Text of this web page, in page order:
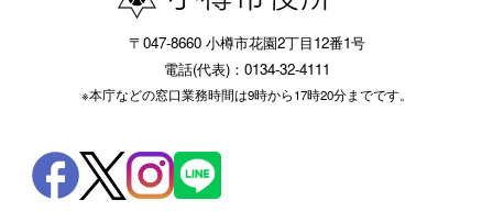
〒047-8660 小樽市花園2丁目12番1号
電話(代表)：0134-32-4111
※本庁などの窓口業務時間は9時から17時20分までです。